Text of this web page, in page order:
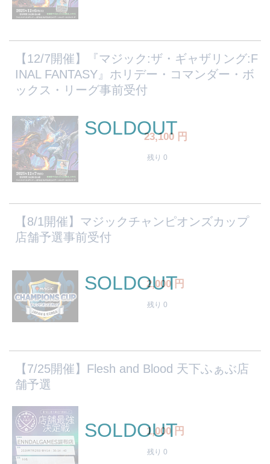
【12/7開催】『マジック:ザ・ギャザリング:F
INAL FANTASY』ホリデー・コマンダー・ボ
ックス・リーグ事前受付
23,100円
残り 0
SOLDOUT
【8/1開催】マジックチャンピオンズカップ
店舗予選事前受付
2,000 円
残り 0
SOLDOUT
【7/25開催】Flesh and Blood 天下ふぁぶ店
舗予選
1,000 円
残り 0
SOLDOUT